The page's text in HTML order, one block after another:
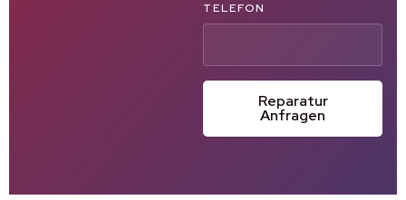
TELEFON
Reparatur
Anfragen